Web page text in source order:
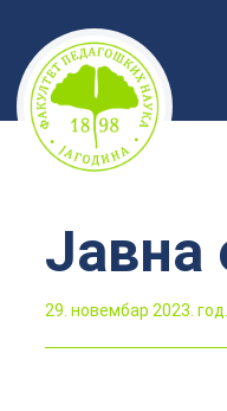
Скочи
на
садржај
Јавна
29. новембар 2023. год.